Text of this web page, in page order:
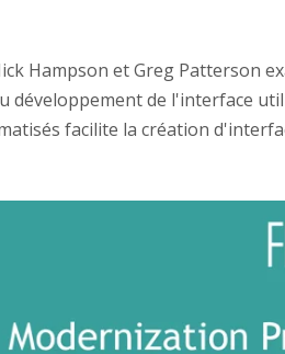
Hampson et Greg Patterson
développement de l'interface
facilite la création